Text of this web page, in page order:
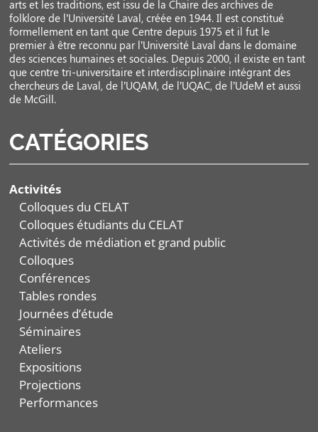
arts et les traditions, est issu de la Chaire des archives de
folklore de l’Université Laval, créée en 1944. Il est constitué
formellement en tant que Centre depuis 1975 et il fut le
premier à être reconnu par l’Université Laval dans le domaine
des sciences humaines et sociales. Depuis 2000, il existe en tant
que centre tri-universitaire et interdisciplinaire intégrant des
chercheurs de Laval, de l’UQAM, de l’UQAC, de l’UdeM et aussi
de McGill.
CATÉGORIES
Activités
Colloques du CELAT
Colloques étudiants du CELAT
Activités de médiation et grand public
Colloques
Conférences
Tables rondes
Journées d’étude
Séminaires
Ateliers
Expositions
Projections
Performances